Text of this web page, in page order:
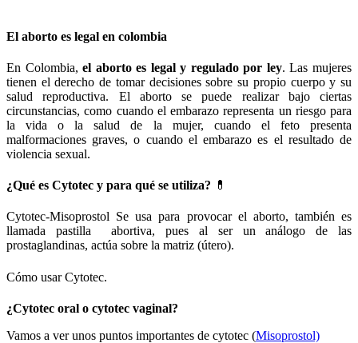
El aborto es legal en colombia
En Colombia,el aborto es legal y regulado por ley. Las mujeres
tienen el derecho de tomar decisiones sobre su propio cuerpo y su
salud reproductiva. El aborto se puede realizar bajo ciertas
circunstancias, como cuando el embarazo representa un riesgo para
la vida o la salud de la mujer, cuando el feto presenta
malformaciones graves, o cuando el embarazo es el resultado de
violencia sexual.
¿Qué es Cytotec y para qué se utiliza? 💊
Cytotec-Misoprostol Se usa para provocar el aborto, también es
llamada pastilla abortiva, pues al ser un análogo de las
prostaglandinas, actúa sobre la matriz (útero).
Cómo usar Cytotec.
¿Cytotec oral o cytotec vaginal?
Vamos a ver unos puntos importantes de cytotec (Misoprostol)